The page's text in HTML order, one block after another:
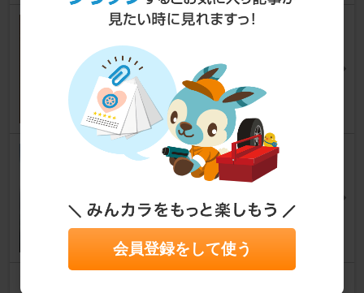
アイストキャンセラー カプラー
CX-5
DAIHATU HAIZETさん
16
1
マツダコネクトの再起動
[KF]
76
会員登録をして使う